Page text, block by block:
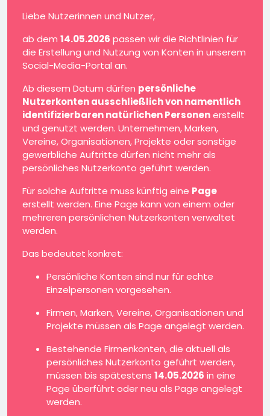
Liebe Nutzerinnen und Nutzer,
ab dem 14.05.2026 passen wir die Richtlinien für
die Erstellung und Nutzung von Konten in unserem
Social-Media-Portal an.
Ab diesem Datum dürfen persönliche
Nutzerkonten ausschließlich von namentlich
identifizierbaren natürlichen Personenerstellt
und genutzt werden. Unternehmen, Marken,
Vereine, Organisationen, Projekte oder sonstige
gewerbliche Auftritte dürfen nicht mehr als
persönliches Nutzerkonto geführt werden.
Für solche Auftritte muss künftig eine Page
erstellt werden. Eine Page kann von einem oder
mehreren persönlichen Nutzerkonten verwaltet
werden.
Das bedeutet konkret:
Persönliche Konten sind nur für echte
Einzelpersonen vorgesehen.
Firmen, Marken, Vereine, Organisationen und
Projekte müssen als Page angelegt werden.
Bestehende Firmenkonten, die aktuell als
persönliches Nutzerkonto geführt werden,
müssen bis spätestens 14.05.2026 in eine
Page überführt oder neu als Page angelegt
werden.